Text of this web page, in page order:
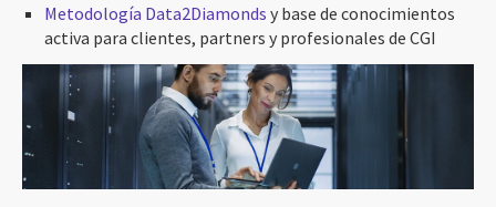
Metodología Data2Diamonds y base de conocimientos
activa para clientes, partners y profesionales de CGI